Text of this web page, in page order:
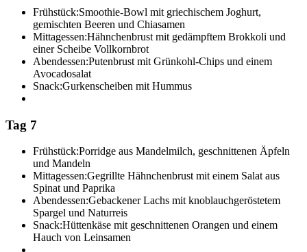
Frühstück:Smoothie-Bowl mit griechischem Joghurt,
gemischten Beeren und Chiasamen
Mittagessen:Hähnchenbrust mit gedämpftem Brokkoli und
einer Scheibe Vollkornbrot
Abendessen:Putenbrust mit Grünkohl-Chips und einem
Avocadosalat
Snack:Gurkenscheiben mit Hummus
Tag 7
Frühstück:Porridge aus Mandelmilch, geschnittenen Äpfeln
und Mandeln
Mittagessen:Gegrillte Hähnchenbrust mit einem Salat aus
Spinat und Paprika
Abendessen:Gebackener Lachs mit knoblauchgeröstetem
Spargel und Naturreis
Snack:Hüttenkäse mit geschnittenen Orangen und einem
Hauch von Leinsamen